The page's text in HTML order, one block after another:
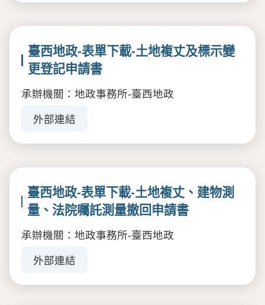
臺西地政-表單下載-土地複丈及標示變
更登記申請書
承辦機關：地政事務所-臺西地政
外部連結
臺西地政-表單下載-土地複丈、建物測
量、法院囑託測量撤回申請書
承辦機關：地政事務所-臺西地政
外部連結